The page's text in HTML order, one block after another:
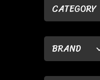
CATEGORY
BRAND